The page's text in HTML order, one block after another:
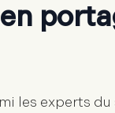
les experts du